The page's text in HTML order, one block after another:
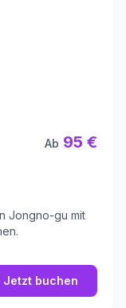
Ab 95 €
Jongno-gu mit
Jetzt buchen